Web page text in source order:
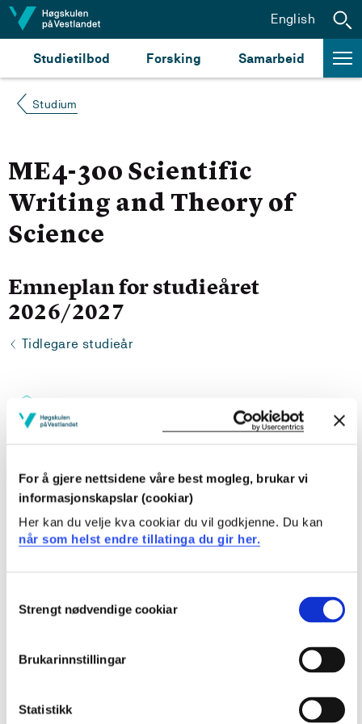
For å gjere nettsidene våre best mogleg, brukar vi
informasjonskapslar (cookiar)
Her kan du velje kva cookiar du vil godkjenne. Du kan
når som helst endre tillatinga du gir her.
Selection
Strengt nødvendige cookiar
Brukarinnstillingar
Statistikk
Hopp til innhald
Studietilbod Forsking Samarbeid
English
Studium
ME4-300 Scientific
Writing and Theory of
Science
Emneplan for studieåret
2026/2027
Tidlegare studieår
Studiepoeng: 10
Pensum-/litteraturliste
Klima og miljøforvaltning
Dette emnet er berre skildra på engelsk. Klikk på